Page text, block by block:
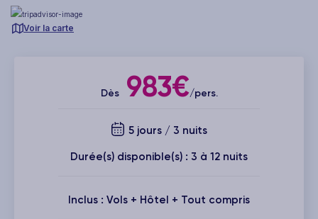
Voir la carte
Dès983€/pers.
5 jours / 3 nuits
Durée(s) disponible(s) : 3 à 12 nuits
Inclus : Vols + Hôtel + Tout compris